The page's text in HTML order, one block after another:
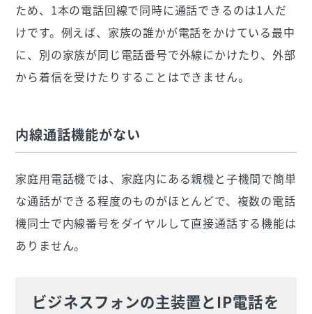
ため、1本の電話回線で同時に通話できるのは1人だ
けです。例えば、家族の誰かが電話をかけている最中
に、別の家族が同じ電話番号で外線にかけたり、外部
から着信を受けたりすることはできません。
内線通話機能がない
家庭用電話機では、家庭内にある親機と子機間で簡単
な通話ができる程度のものがほとんどで、複数の電話
機同士で内線番号をダイヤルして直接通話する機能は
ありません。
ビジネスフォンの主装置とIP電話を